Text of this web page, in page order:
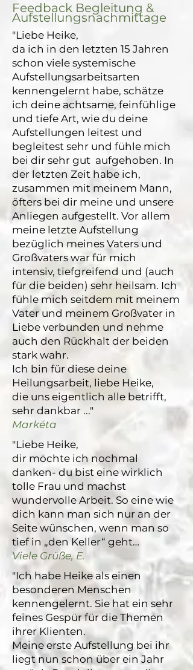
Feedback Begleitung &
Aufstellungsnachmittage
"Liebe Heike,
da ich in den letzten 15 Jahren
schon viele systemische
Aufstellungsarbeitsarten
kennengelernt habe, schätze
ich deine achtsame, feinfühlige
und tiefe Art, wie du deine
Aufstellungen leitest und
begleitest sehr und fühle mich
bei dir sehr gut aufgehoben. In
der letzten Zeit habe ich,
zusammen mit meinem Mann,
öfters bei dir meine und unsere
Anliegen aufgestellt. Vor allem
meine letzte Aufstellung
bezüglich meines Vaters und
Großvaters war für mich
intensiv, tiefgreifend und (auch
für die beiden) sehr heilsam. Ich
fühle mich seitdem mit meinem
Vater und meinem Großvater in
Liebe verbunden und nehme
auch den Rückhalt der beiden
stark wahr.
Ich bin für diese deine
Heilungsarbeit, liebe Heike,
die uns eigentlich alle betrifft,
sehr dankbar ..."
Markéta
"Liebe Heike,
dir möchte ich nochmal
danken- du bist eine wirklich
tolle Frau und machst
wundervolle Arbeit. So eine wie
dich kann man sich nur an der
Seite wünschen, wenn man so
tief in „den Keller“ geht…
Viele Grüße, E.
"Ich habe Heike als einen
besonderen Menschen
kennengelernt. Sie hat ein sehr
feines Gespür für die Themen
ihrer Klienten.
Meine erste Aufstellung bei ihr
liegt nun schon über ein Jahr